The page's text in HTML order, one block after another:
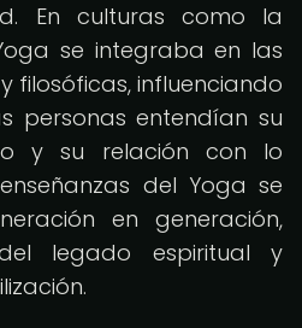
En culturas como la
se integraba en las
filosóficas, influenciando
personas entendían su
y su relación con lo
del Yoga se
en generación,
legado espiritual y